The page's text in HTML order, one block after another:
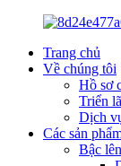
Trang chủ
Về chúng tôi
Hồ sơ
Triển
Dịch
Các sản
Bậc